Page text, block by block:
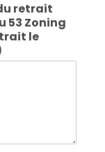
retrait
53 Zoning
le